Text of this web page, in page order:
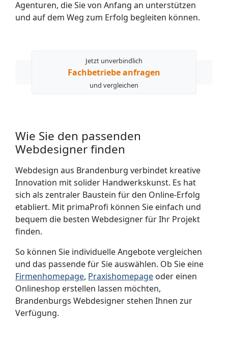
Agenturen, die Sie von Anfang an unterstützen
und auf dem Weg zum Erfolg begleiten können.
Jetzt unverbindlich
Fachbetriebe anfragen
und vergleichen
Wie Sie den passenden
Webdesigner finden
Webdesign aus Brandenburg verbindet kreative
Innovation mit solider Handwerks­kunst. Es hat
sich als zentraler Baustein für den Online-Erfolg
etabliert. Mit primaProfi können Sie einfach und
bequem die besten Webdesigner für Ihr Projekt
finden.
So können Sie individuelle Angebote vergleichen
und das passende für Sie auswählen. Ob Sie eine
Firmenhomepage, Praxishomepage oder einen
Onlineshop erstellen lassen möchten,
Brandenburgs Webdesigner stehen Ihnen zur
Verfügung.